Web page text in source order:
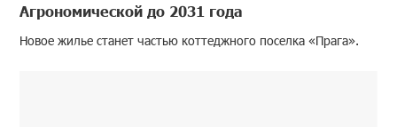
Агрономической до 2031 года
Новое жилье станет частью коттеджного поселка «Прага».